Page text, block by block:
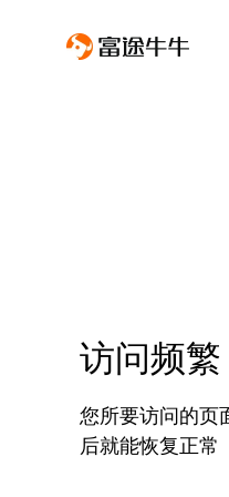
访问频
您所要访问的页
后就能恢复正常